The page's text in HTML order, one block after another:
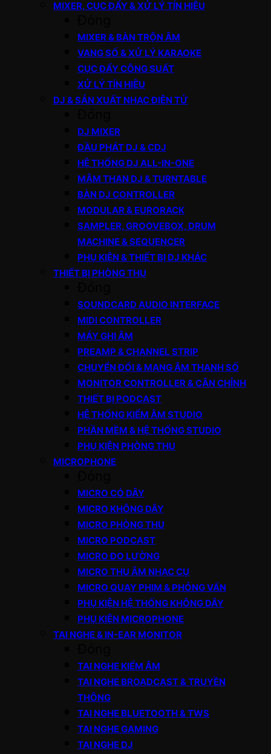
MIXER, CỤC ĐẨY & XỬ LÝ TÍN HIỆU
MIXER & BÀN TRỘN ÂM
VANG SỐ & XỬ LÝ KARAOKE
CỤC ĐẨY CÔNG SUẤT
XỬ LÝ TÍN HIỆU
DJ & SẢN XUẤT NHẠC ĐIỆN TỬ
DJ MIXER
ĐẦU PHÁT DJ & CDJ
HỆ THỐNG DJ ALL-IN-ONE
MÂM THAN DJ & TURNTABLE
BÀN DJ CONTROLLER
MODULAR & EURORACK
SAMPLER, GROOVEBOX, DRUM
MACHINE & SEQUENCER
PHỤ KIỆN & THIẾT BỊ DJ KHÁC
THIẾT BỊ PHÒNG THU
SOUNDCARD AUDIO INTERFACE
MIDI CONTROLLER
MÁY GHI ÂM
PREAMP & CHANNEL STRIP
CHUYỂN ĐỔI & MẠNG ÂM THANH SỐ
MONITOR CONTROLLER & CÂN CHỈNH
THIẾT BỊ PODCAST
HỆ THỐNG KIỂM ÂM STUDIO
PHẦN MỀM & HỆ THỐNG STUDIO
PHỤ KIỆN PHÒNG THU
MICROPHONE
MICRO CÓ DÂY
MICRO KHÔNG DÂY
MICRO PHÒNG THU
MICRO PODCAST
MICRO ĐO LƯỜNG
MICRO THU ÂM NHẠC CỤ
MICRO QUAY PHIM & PHỎNG VẤN
PHỤ KIỆN HỆ THỐNG KHÔNG DÂY
PHỤ KIỆN MICROPHONE
TAI NGHE & IN-EAR MONITOR
TAI NGHE KIỂM ÂM
TAI NGHE BROADCAST & TRUYỀN
THÔNG
TAI NGHE BLUETOOTH & TWS
TAI NGHE GAMING
TAI NGHE DJ